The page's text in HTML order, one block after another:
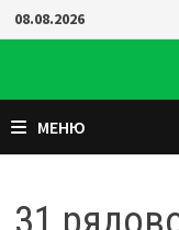
Перейти
к
08.08.2026
МЕНЮ